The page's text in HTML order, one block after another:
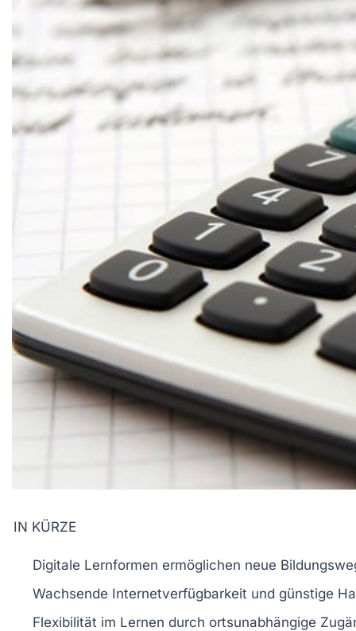
IN KÜRZE
Digitale Lernformen ermöglichen neue
Wachsende Internetverfügbarkeit und günstige
Flexibilität im Lernen durch ortsunabhängige